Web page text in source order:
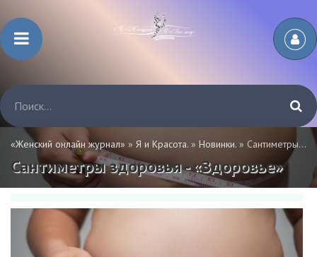
«Женский онлайн журнал» » Я и Красота. » Новинки. » Сантиметры здоровья - «Здоровье»
Сантиметры здоровья - «Здоровье»